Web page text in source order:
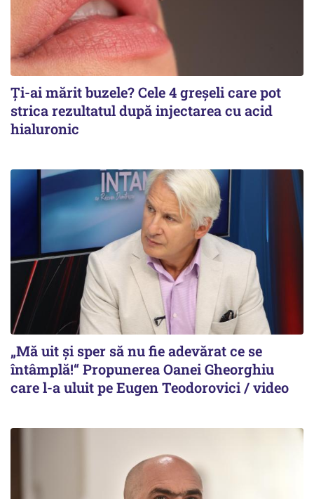
Ți-ai mărit buzele? Cele 4 greșeli care pot
strica rezultatul după injectarea cu acid
hialuronic
„Mă uit și sper să nu fie adevărat ce se
întâmplă!“ Propunerea Oanei Gheorghiu
care l-a uluit pe Eugen Teodorovici / video